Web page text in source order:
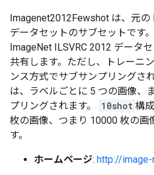
Imagenet2012Fewshot は、元の
データセットのサブセットです
ImageNet ILSVRC 2012 データ
共有します。ただし、トレーニ
ンス方式でサブサンプリングさ
は、ラベルごとに 5 つの画像、
プリングされます。
10shot 構
枚の画像、つまり 10000 枚の画
す。
ホームページ: http://